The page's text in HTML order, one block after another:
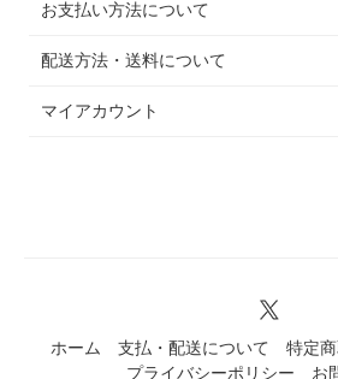
お支払い方法について
配送方法・送料について
マイアカウント
ホーム 支払・配送について
特定
プライバシーポリシー
お